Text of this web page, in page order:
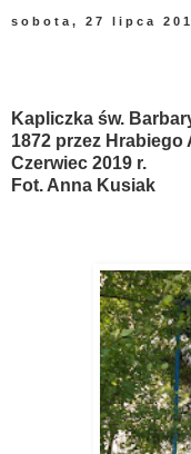
sobota, 27 lipca
Kapliczka św.
1872 przez
Czerwiec 2019 r.
Fot. Anna Kusiak